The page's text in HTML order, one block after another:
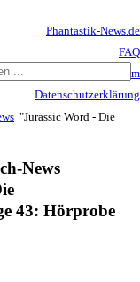
Phantastik-News.de
FAQ
Impressum
Datenschutzerklärung
Haftungsausschluss
"Jurassic Word - Die
News
43: Hörprobe